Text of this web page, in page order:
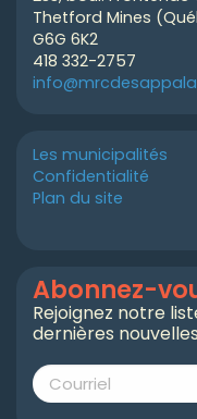
Thetford Mines
G6G 6K2
418 332-2757
Les municipalités
Confidentialité
Plan du site
Abonnez-
Rejoignez notre
dernières